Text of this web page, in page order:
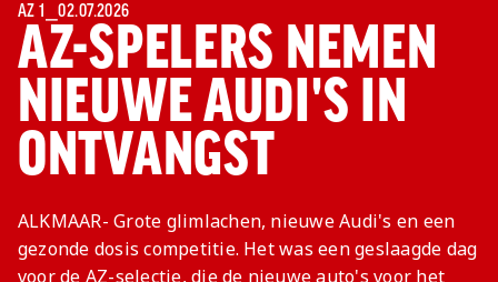
AZ 1
AZ
VROUWEN
JONG AZ
AZ Business
Wat is AZ
Business?
AZ Business
Losse tickets
Seizoenarrangement
Hospitality
Kees Kist
Lounge
Georg Kessler
Skybox
Grand Café Van
Partnership
Meeting &
Bestel je
seizoenkaart
NieuwsNIEUWS
Teams
TEAMS
Club & Fans
CLUB & FANS
Jeugdopleiding
JEUGDOPLEIDING
AZ-SPELERS NEMEN
NIEUWE AUDI'S IN
ONTVANGST
AZ 1 ⎯02.07.2026
ALKMAAR- Grote glimlachen, nieuwe Audi's en een
gezonde dosis competitie. Het was een geslaagde dag
voor de AZ-selectie, die de nieuwe auto's voor het